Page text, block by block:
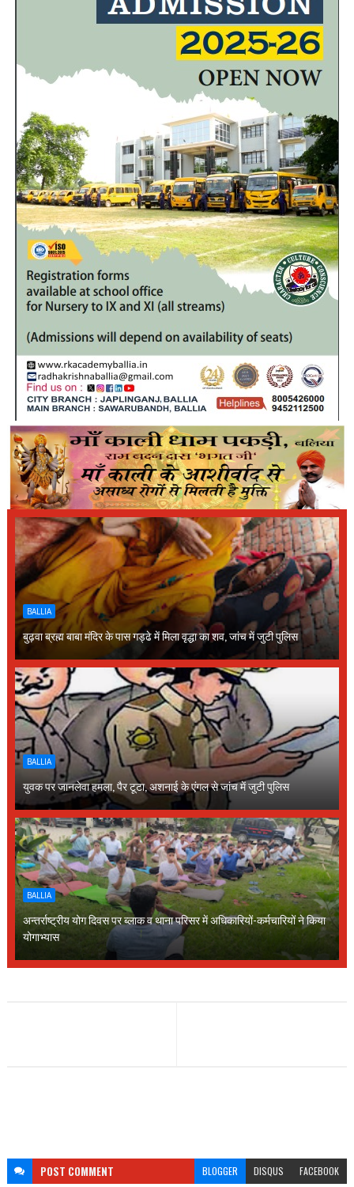
BALLIA
बुढ़वा ब्रह्म बाबा मंदिर के पास गड्ढे में मिला वृद्धा का शव, जांच में जुटी पुलिस
BALLIA
युवक पर जानलेवा हमला, पैर टूटा, अशनाई के एंगल से जांच में जुटी पुलिस
BALLIA
अन्तर्राष्ट्रीय योग दिवस पर ब्लाक व थाना परिसर में अधिकारियों-कर्मचारियों ने किया
योगाभ्यास
POST COMMENT BLOGGER DISQUS FACEBOOK